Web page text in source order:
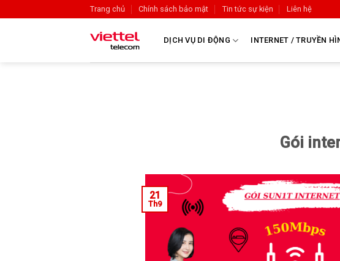
Trang chủ Chính sách bảo mật Tin tức sự kiện Liên hệ
DỊCH VỤ DI ĐỘNG INTERNET / TRUYỀN
Gói
21
Th9